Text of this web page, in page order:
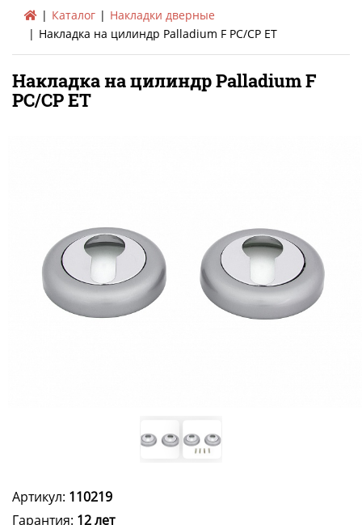
Каталог
Накладки дверные
Накладка на цилиндр Palladium F PC/CP ET
Накладка на цилиндр Palladium F
PC/CP ET
Артикул: 110219
Гарантия: 12 лет